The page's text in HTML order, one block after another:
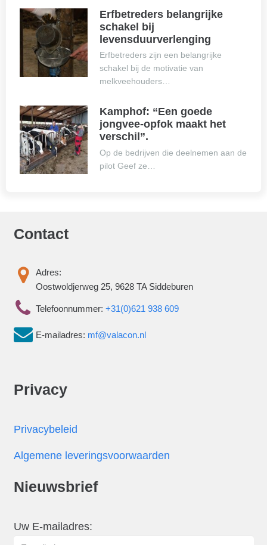
Erfbetreders belangrijke
schakel bij
levensduurverlenging
Erfbetreders zijn een belangrijke
schakel bij de motivatie van
melkveehouders…
Kamphof: “Een goede
jongvee-opfok maakt het
verschil”.
Op de bedrijven die deelnemen aan de
pilot Geef ze…
Contact
Adres:
Oostwoldjerweg 25, 9628 TA Siddeburen
Telefoonnummer: +31(0)621 938 609
E-mailadres: mf@valacon.nl
Privacy
Privacybeleid
Algemene leveringsvoorwaarden
Nieuwsbrief
Uw E-mailadres: